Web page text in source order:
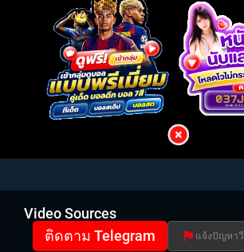
Video Sources
ติดตาม Telegram แจ้งปัญหา